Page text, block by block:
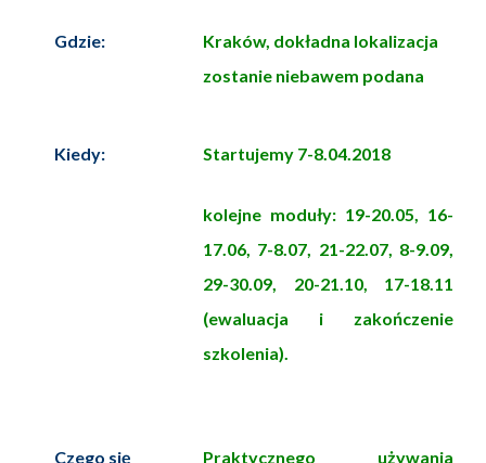
Gdzie:
Kraków, dokładna lokalizacja
zostanie niebawem podana
Kiedy: Startujemy 7-8.04.2018
kolejne moduły: 19-20.05, 16-
17.06, 7-8.07, 21-22.07, 8-9.09,
29-30.09, 20-21.10, 17-18.11
(ewaluacja i zakończenie
szkolenia).
Czego się
Praktycznego używania